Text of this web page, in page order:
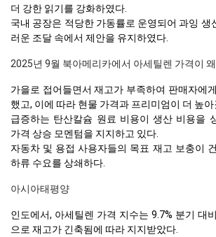
더 강한 읽기를 강화하였다.
국내 공장은 적당한 가동률로 운영되어 과잉 생
러운 조달 속에서 제안을 유지하였다.
2025년 9월 북아메리카에서 아세틸렌 가격이
가을로 접어들면서 재고가 부족하여 판매자에
했고, 이에 따라 현물 가격과 프리미엄이 더 높아
급증하는 탄산칼슘 원료 비용이 생산 비용을
가격 상승 모멘텀을 지지하고 있다.
자동차 및 용접 사용자들의 목표 재고 보충이
하류 수요를 상쇄하다.
아시아태평양
인도에서, 아세틸렌 가격 지수는 9.7% 분기 대
으로 재고가 긴축됨에 따라 지지받았다.